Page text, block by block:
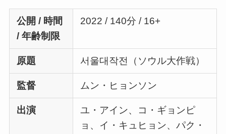
公開 / 時間
/ 年齢制限
2022 / 140分 / 16+
原題 서울대작전（ソウル大作戦）
監督 ムン・ヒョンソン
出演
ユ・アイン、コ・ギョンピ
ョ、イ・キュヒョン、パク・